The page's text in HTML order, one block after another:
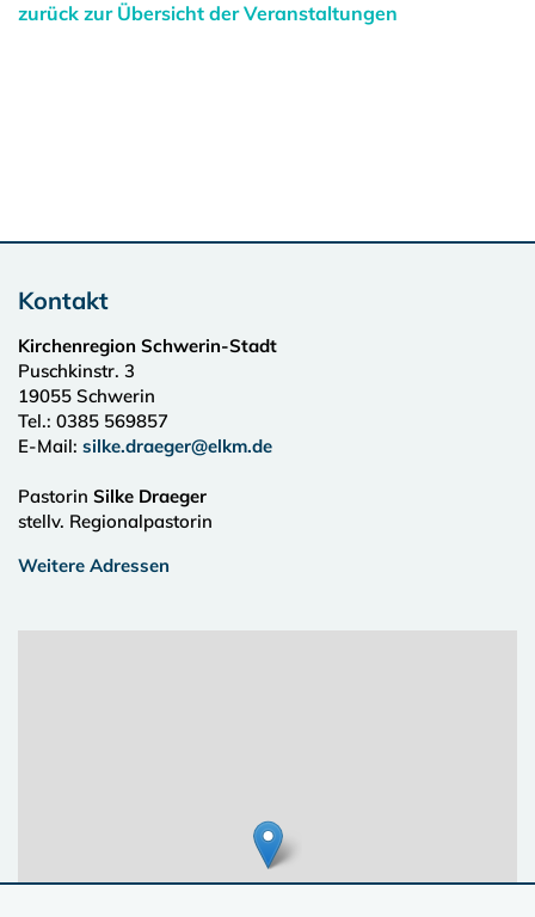
zurück zur Übersicht der Veranstaltungen
Kontakt
Kirchenregion Schwerin-Stadt
Puschkinstr. 3
19055 Schwerin
Tel.: 0385 569857
E-Mail: silke.draeger@elkm.de
Pastorin Silke Draeger
stellv. Regionalpastorin
Weitere Adressen